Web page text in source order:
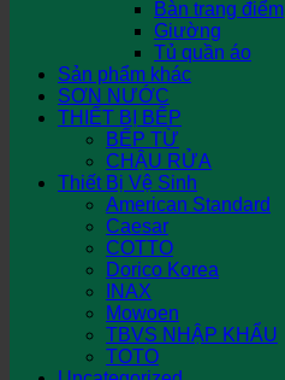
Bàn trang điểm
Giường
Tủ quần áo
Sản phẩm khác
SƠN NƯỚC
THIẾT BỊ BẾP
BẾP TỪ
CHẬU RỬA
Thiết Bị Vệ Sinh
American Standard
Caesar
COTTO
Dorico Korea
INAX
Mowoen
TBVS NHẬP KHẨU
TOTO